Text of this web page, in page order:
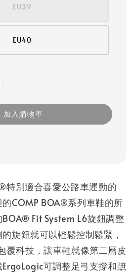
EU39
EU40
加入購物車
特別適合喜愛公路車運動的
COMP BOA®系列車鞋的所
Fit System L6旋鈕調整
旋鈕就可以輕鬆控制鬆緊，
覆科技，讓車鞋就像第二層皮
可調整足弓支撐和蹠